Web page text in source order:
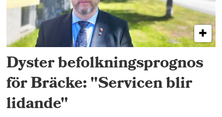
Dyster befolkningsprognos
för Bräcke: "Servicen blir
lidande"